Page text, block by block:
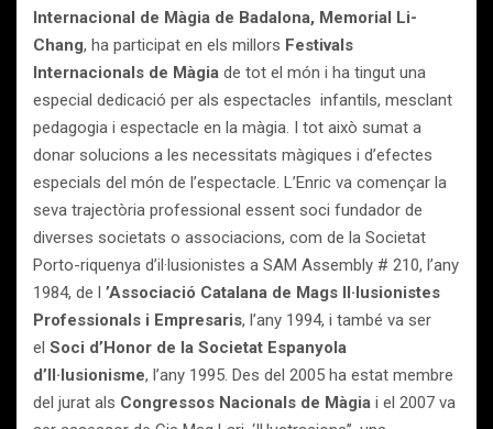
Internacional de Màgia de Badalona, Memorial Li-
Chang, ha participat en els millors Festivals
Internacionals de Màgia de tot el món i ha tingut una
especial dedicació per als espectacles infantils, mesclant
pedagogia i espectacle en la màgia. I tot això sumat a
donar solucions a les necessitats màgiques i d’efectes
especials del món de l’espectacle. L’Enric va començar la
seva trajectòria professional essent soci fundador de
diverses societats o associacions, com de la Societat
Porto-riquenya d’il·lusionistes a SAM Assembly # 210, l’any
1984, de l ’Associació Catalana de Mags Il·lusionistes
Professionals i Empresaris, l’any 1994, i també va ser
el Soci d’Honor de la Societat Espanyola
d’Il·lusionisme, l’any 1995. Des del 2005 ha estat membre
del jurat als Congressos Nacionals de Màgia i el 2007 va